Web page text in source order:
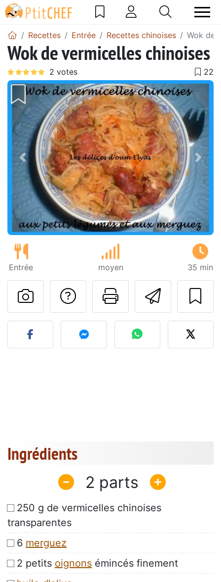
Recettes Entrée Recettes chinoises Wok de
Wok de vermicelles chinoises
Précédent
Entrée moyen 35 min
Imprimer
Poser une
Publier votre photo de
Ingrédients
2
250 g de vermicelles chinoises
transparentes
6 merguez
2 petits oignons émincés finement